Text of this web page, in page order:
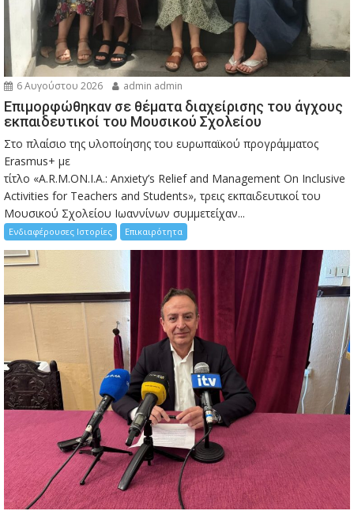
6 Αυγούστου 2026 admin admin
Eπιμορφώθηκαν σε θέματα διαχείρισης του άγχους
εκπαιδευτικοί του Μουσικού Σχολείου
Στο πλαίσιο της υλοποίησης του ευρωπαϊκού προγράμματος
Erasmus+ με
τίτλο «A.R.M.ON.I.A.: Anxiety’s Relief and Management On Inclusive
Activities for Teachers and Students», τρεις εκπαιδευτικοί του
Μουσικού Σχολείου Ιωαννίνων συμμετείχαν...
Ενδιαφέρουσες Ιστορίες Επικαιρότητα